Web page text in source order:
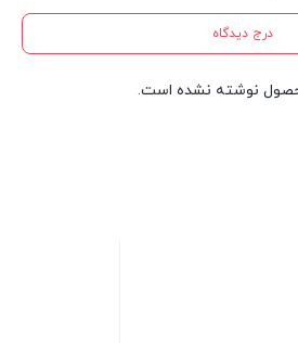
درج دیدگاه
نوشته نشده است.